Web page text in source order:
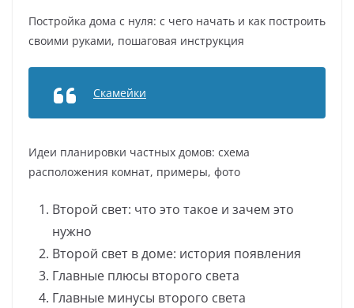
Постройка дома с нуля: с чего начать и как построить
своими руками, пошаговая инструкция
Скамейки
Идеи планировки частных домов: схема
расположения комнат, примеры, фото
Второй свет: что это такое и зачем это
нужно
Второй свет в доме: история появления
Главные плюсы второго света
Главные минусы второго света